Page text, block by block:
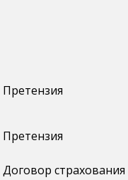
Претензия
Претензия
Договор страхования